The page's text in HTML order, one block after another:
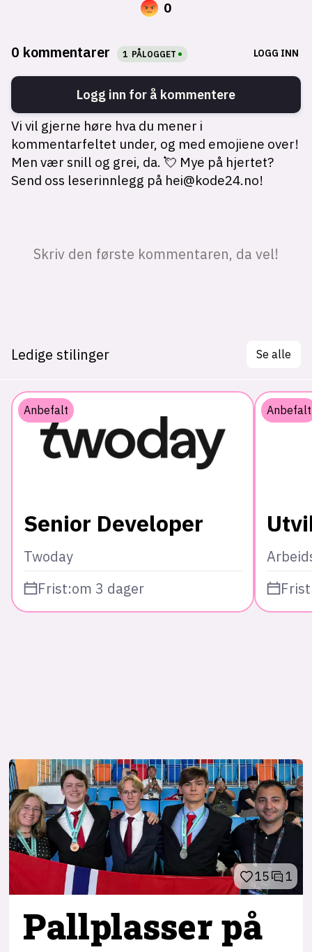
Ledige stilinger Se alle
Anbefalt
Senior Developer
Twoday
Frist:om 3 dager
Anbefalt
15 1
Pallplasser på